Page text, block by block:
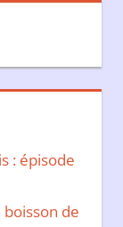
: épisode
boisson de